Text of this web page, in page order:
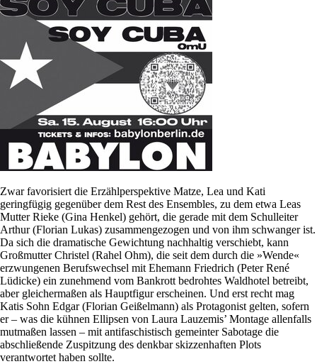
Zwar favorisiert die Erzählperspektive Matze, Lea und Kati
geringfügig gegenüber dem Rest des Ensembles, zu dem etwa Leas
Mutter Rieke (Gina Henkel) gehört, die gerade mit dem Schulleiter
Arthur (Florian Lukas) zusammengezogen und von ihm schwanger ist.
Da sich die dramatische Gewichtung nachhaltig verschiebt, kann
Großmutter Christel (Rahel Ohm), die seit dem durch die »Wende«
erzwungenen Berufswechsel mit Ehemann Friedrich (Peter René
Lüdicke) ein zunehmend vom Bankrott bedrohtes Waldhotel betreibt,
aber gleichermaßen als Hauptfigur erscheinen. Und erst recht mag
Katis Sohn Edgar (Florian Geißelmann) als Protagonist gelten, sofern
er – was die kühnen Ellipsen von Laura Lauzemis’ Montage allenfalls
mutmaßen lassen – mit antifaschistisch gemeinter Sabotage die
abschließende Zuspitzung des denkbar skizzenhaften Plots
verantwortet haben sollte.